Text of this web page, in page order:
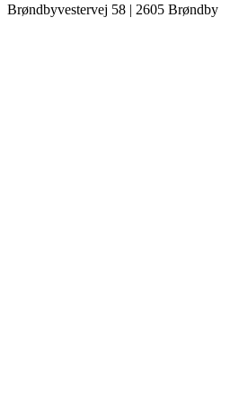
Brøndbyvestervej 58 | 2605 Brøndby